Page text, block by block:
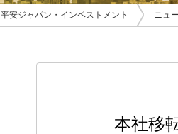
平安ジャパン・インベストメント ニュ
本社移